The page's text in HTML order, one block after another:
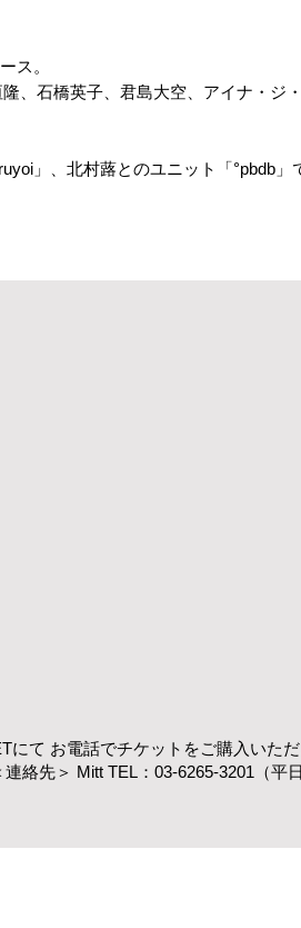
ス。
、石橋英子、君島大空、アイナ・ジ
」、北村蕗とのユニット「°pbdb」
て お電話でチケットをご購入いた
先＞ Mitt TEL：03-6265-3201（平日